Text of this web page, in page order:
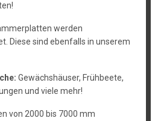
werden
Diese sind ebenfalls in unserem
Gewächshäuser, Frühbeete,
und viele mehr!
von 2000 bis 7000 mm